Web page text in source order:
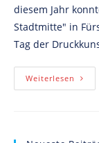
diesem Jahr
Stadtmitte" in
Tag der
Weiterlesen Volles
Haus